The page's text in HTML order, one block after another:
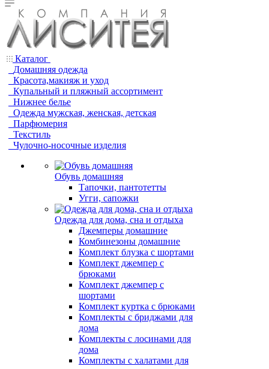
Каталог
Домашняя одежда
Красота,макияж и уход
Купальный и пляжный ассортимент
Нижнее белье
Одежда мужская, женская, детская
Парфюмерия
Текстиль
Чулочно-носочные изделия
Обувь домашняя
Тапочки, пантотетты
Угги, сапожки
Одежда для дома, сна и отдыха
Джемперы домашние
Комбинезоны домашние
Комплект блузка с шортами
Комплект джемпер с
брюками
Комплект джемпер с
шортами
Комплект куртка с брюками
Комплекты с бриджами для
дома
Комплекты с лосинами для
дома
Комплекты с халатами для